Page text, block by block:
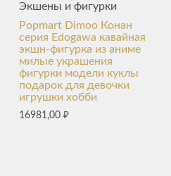
Экшены и фигурки
Popmart Dimoo Конан
серия Edogawa кавайная
экшн-фигурка из аниме
милые украшения
фигурки модели куклы
подарок для девочки
игрушки хобби
16981,00₽